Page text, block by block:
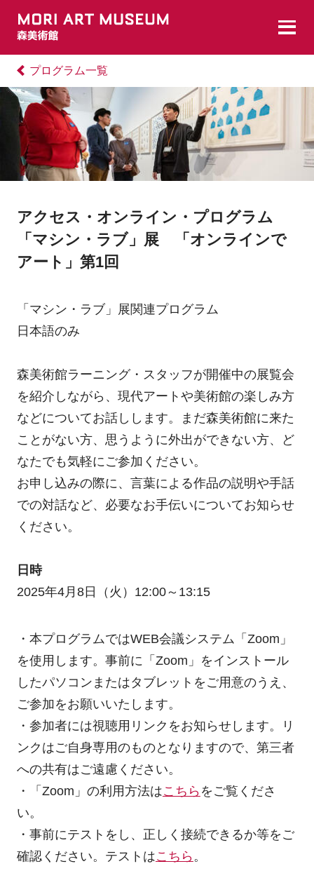
プログラム一覧
アクセス・オンライン・プログラム
「マシン・ラブ」展 「オンラインで
アート」第1回
「マシン・ラブ」展関連プログラム
日本語のみ
森美術館ラーニング・スタッフが開催中の展覧会
を紹介しながら、現代アートや美術館の楽しみ方
などについてお話しします。まだ森美術館に来た
ことがない方、思うように外出ができない方、ど
なたでも気軽にご参加ください。
お申し込みの際に、言葉による作品の説明や手話
での対話など、必要なお手伝いについてお知らせ
ください。
日時
2025年4月8日（火）12:00～13:15
・本プログラムではWEB会議システム「Zoom」
を使用します。事前に「Zoom」をインストール
したパソコンまたはタブレットをご用意のうえ、
ご参加をお願いいたします。
・参加者には視聴用リンクをお知らせします。リ
ンクはご自身専用のものとなりますので、第三者
への共有はご遠慮ください。
・「Zoom」の利用方法はこちら をご覧くださ
い。
・事前にテストをし、正しく接続できるか等をご
確認ください。テストはこちら 。